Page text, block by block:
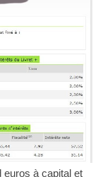
à capital et